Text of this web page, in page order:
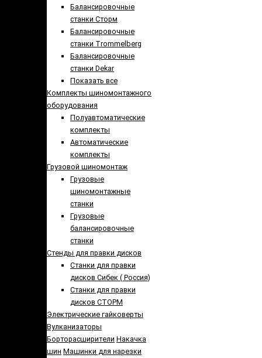
Балансировочные
станки Сторм
Балансировочные
станки Trommelberg
Балансировочные
станки Dekar
Показать все
Комплекты шиномонтажного
оборудования
Полуавтоматические
комплекты
Автоматические
комплекты
Грузовой шиномонтаж
Грузовые
шиномонтажные
станки
Грузовые
балансировочные
станки
Стенды для правки дисков
Cтанки для правки
дисков Сибек ( Россия)
Станки для правки
дисков СТОРМ
Электрические гайковерты
Вулканизаторы
Борторасширители Накачка
шин Машинки для нарезки